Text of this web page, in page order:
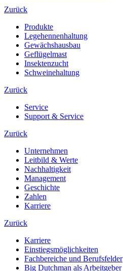
Zurück
Produkte
Legehennenhaltung
Gewächshausbau
Geflügelmast
Insektenzucht
Schweinehaltung
Zurück
Service
Support & Service
Zurück
Unternehmen
Leitbild & Werte
Nachhaltigkeit
Management
Geschichte
Zahlen
Karriere
Zurück
Karriere
Einstiegsmöglichkeiten
Fachbereiche und Berufsfelder
Big Dutchman als Arbeitgeber